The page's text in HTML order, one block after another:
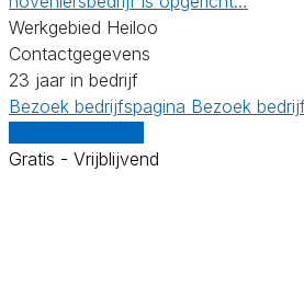
Werkgebied Heiloo
Contactgegevens
23 jaar in bedrijf
Bezoek bedrijfspagina Bezoek
Gratis - Vrijblijvend